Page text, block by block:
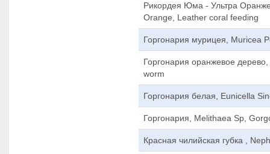
Рикордея Юма - Ультра
Orange, Leather coral feeding
Горгонария мурицея, Muricea
Горгонария оранжевое
worm
Горгонария белая, Eunicella
Горгонария, Melithaea Sp,
Красная чилийская губка ,